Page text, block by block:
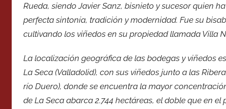
Rueda, siendo Javier Sanz, bisnieto y sucesor quien
perfecta sintonía, tradición y modernidad. Fue su
cultivando los viñedos en su propiedad llamada Villa
La localización geográfica de las bodegas y viñedos
La Seca (Valladolid), con sus viñedos junto a las
río Duero), donde se encuentra la mayor
de La Seca abarca 2.744 hectáreas, el doble que en